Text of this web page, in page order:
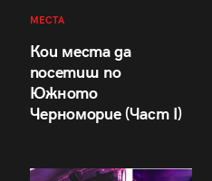
МЕСТА
Кои места да
посетиш по
Южното
Черноморие (Част I)